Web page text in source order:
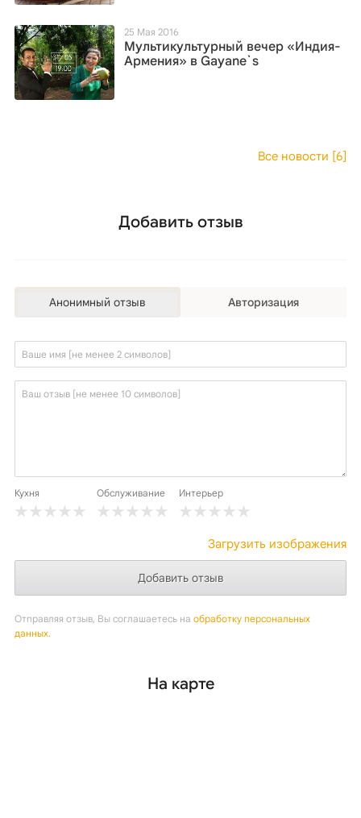
25 Мая 2016
Мультикультурный вечер «Индия-
Армения» в Gayane`s
Все новости [6]
Добавить отзыв
Анонимный отзыв Авторизация
Кухня Обслуживание Интерьер
Загрузить изображения
Отправляя отзыв, Вы соглашаетесь на обработку персональных
данных.
На карте